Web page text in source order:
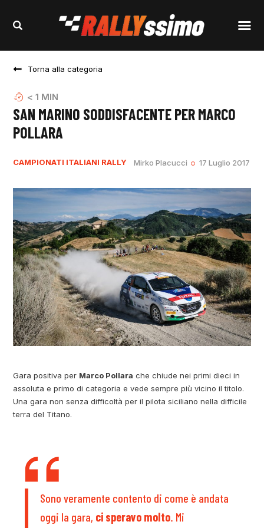
Torna alla categoria
< 1 MIN
SAN MARINO SODDISFACENTE PER MARCO
POLLARA
CAMPIONATI ITALIANI RALLY Mirko Placucci 17 Luglio 2017
Gara positiva per Marco Pollara che chiude nei primi dieci in
assoluta e primo di categoria e vede sempre più vicino il titolo.
Una gara non senza difficoltà per il pilota siciliano nella difficile
terra del Titano.
Sono veramente contento di come è andata
oggi la gara, ci speravo molto. Mi